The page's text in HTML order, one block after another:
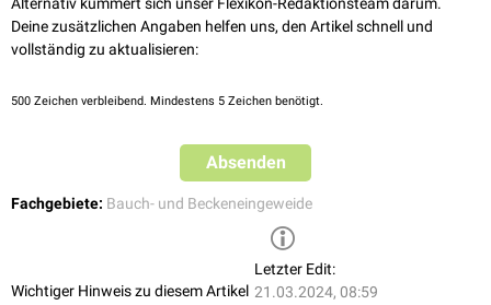
Alternativ kümmert sich unser Flexikon-Redaktionsteam darum.
Deine zusätzlichen Angaben helfen uns, den Artikel schnell und
vollständig zu aktualisieren:
500 Zeichen verbleibend. Mindestens 5 Zeichen benötigt.
Absenden
Fachgebiete: Bauch- und Beckeneingeweide
Wichtiger Hinweis zu diesem Artikel
Letzter Edit:
21.03.2024, 08:59